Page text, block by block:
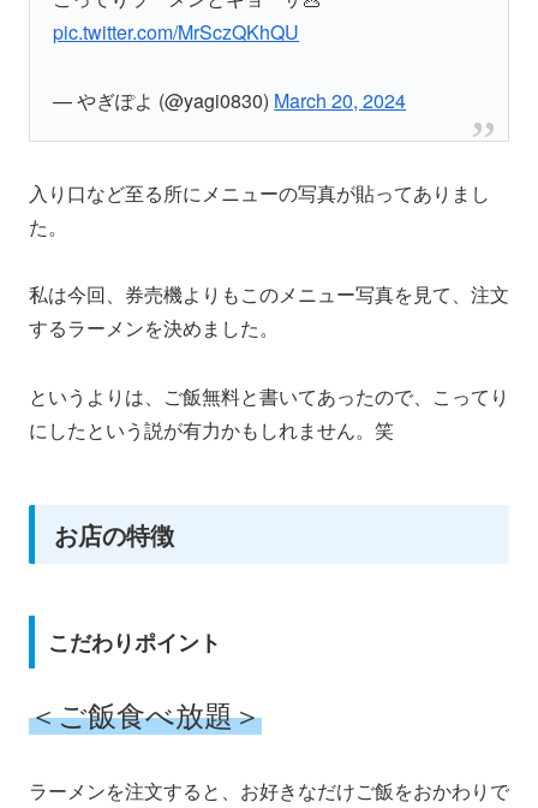
pic.twitter.com/MrSczQKhQU
— やぎぽよ (@yagi0830) March 20, 2024
入り口など至る所にメニューの写真が貼ってありまし
た。
私は今回、券売機よりもこのメニュー写真を見て、注文
するラーメンを決めました。
というよりは、ご飯無料と書いてあったので、こってり
にしたという説が有力かもしれません。笑
お店の特徴
こだわりポイント
＜ご飯食べ放題＞
ラーメンを注文すると、お好きなだけご飯をおかわりで